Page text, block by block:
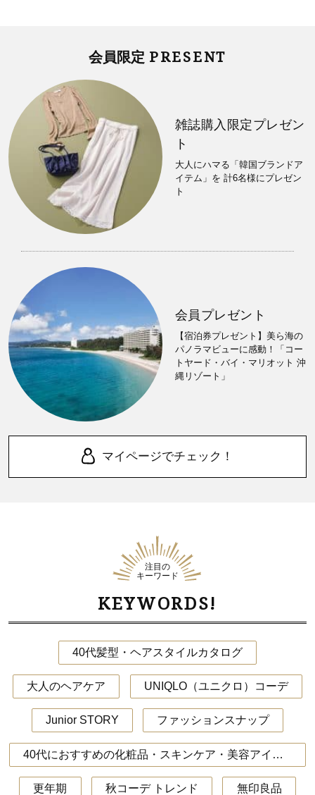
会員限定 PRESENT
雑誌購入限定プレゼン
ト
大人にハマる「韓国ブランドア
イテム」を 計6名様にプレゼン
ト
会員プレゼント
【宿泊券プレゼント】美ら海の
パノラマビューに感動！「コー
トヤード・バイ・マリオット 沖
縄リゾート」
マイページでチェック！
注目の
キーワード
KEYWORDS!
40代髪型・ヘアスタイルカタログ
大人のヘアケア UNIQLO（ユニクロ）コーデ
Junior STORY ファッションスナップ
40代におすすめの化粧品・スキンケア・美容アイテム
更年期 秋コーデ トレンド 無印良品